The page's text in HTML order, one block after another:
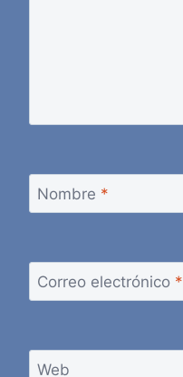
Nombre *
Correo electrónico *
Web